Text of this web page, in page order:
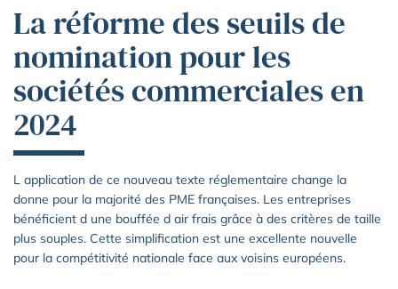
La réforme des seuils de
nomination pour les
sociétés commerciales en
2024
L application de ce nouveau texte réglementaire change la
donne pour la majorité des PME françaises. Les entreprises
bénéficient d une bouffée d air frais grâce à des critères de taille
plus souples. Cette simplification est une excellente nouvelle
pour la compétitivité nationale face aux voisins européens.